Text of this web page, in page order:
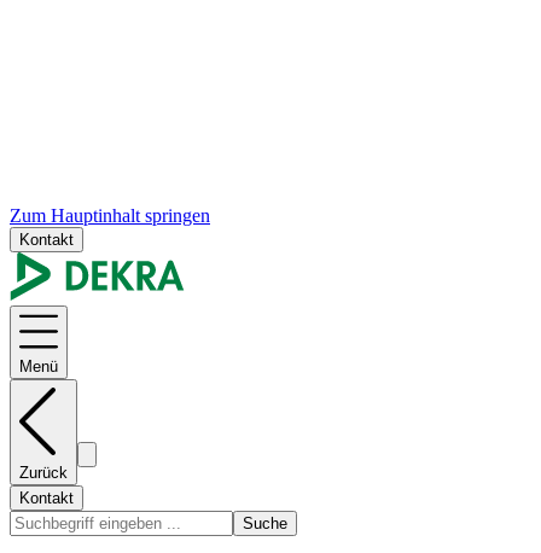
Zum Hauptinhalt springen
Kontakt
Menü
Zurück
Kontakt
Suche